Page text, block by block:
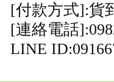
[付款方式]:貨
[連絡電話
LINE